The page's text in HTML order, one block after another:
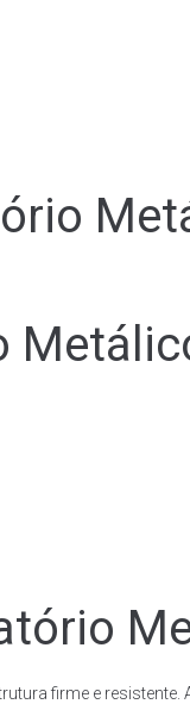
firme e